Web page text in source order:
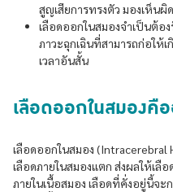
สูญเสียการทรงตัว มองเห็น
เลือดออกในสมองจำเป็นต้อง
ภาวะฉุกเฉินที่สามารถก่อให้
เวลาอันสั้น
เลือดออกในสมองคือ
เลือดออกในสมอง (Intracerebral
เลือดภายในสมองแตก ส่งผลให้เลื
ภายในเนื้อสมอง เลือดที่คั่งอยู่นี้จ